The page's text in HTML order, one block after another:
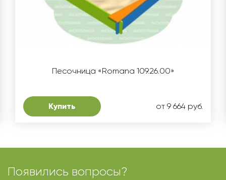
Песочница «Romana 109.26.00»
Купить от 9 664 руб.
Появились вопросы?